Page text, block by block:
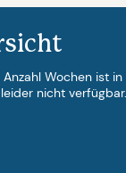
Wochen ist
leider nicht verfügbar.